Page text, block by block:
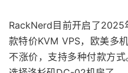
RackNerd目前开启了2025
款特价KVM VPS，欧美多
不涨价，支持多种付款方